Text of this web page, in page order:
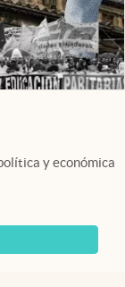
y económica